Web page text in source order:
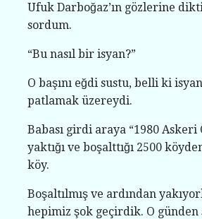
Ufuk Darboğaz’ın gözlerine
sordum.
“Bu nasıl bir isyan?”
O başını eğdi sustu, belli ki
patlamak üzereydi.
Babası girdi araya “1980 Askeri
yaktığı ve boşalttığı 2500
köy.
Boşaltılmış ve ardından
hepimiz şok geçirdik. O günden